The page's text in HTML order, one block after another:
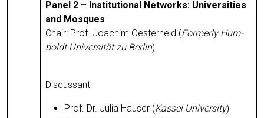
Panel 2 – Insti­tu­tio­nal Net­works: Uni­ver­si­ties
and Mos­ques
Chair: Prof. Joa­chim Oes­ter­held (Form­er­ly Hum­
boldt Uni­ver­si­tät zu Ber­lin)
Dis­cus­sant:
Prof. Dr. Julia Hau­ser (Kas­sel Uni­ver­si­ty)